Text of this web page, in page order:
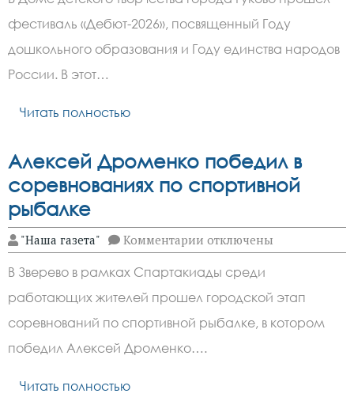
городе
Гуково
прошел
фестиваль
«Дебют
фестиваль «Дебют-2026», посвященный Году
дошкольного образования и Году единства народов
России. В этот…
Читать полностью
Алексей Дроменко победил в
соревнованиях по спортивной
рыбалке
"Наша газета" Комментарии к
записи
Дроменко
победил
в
соревнованиях
по
отключены
В Зверево в рамках Спартакиады среди
работающих жителей прошел городской этап
соревнований по спортивной рыбалке, в котором
победил Алексей Дроменко….
Читать полностью